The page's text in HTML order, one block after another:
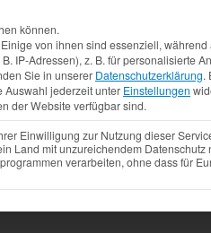
Aktuelles
können.
von ihnen sind essenziell,
IP-Adressen), z. B. für personalisierte
Sie in unserer Datenschutzerklärung.
Auswahl jederzeit unter Einstellungen
der Website verfügbar sind.
Einwilligung zur Nutzung dieser
Land mit unzureichendem
verarbeiten, ohne dass für